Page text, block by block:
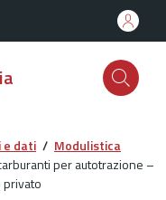
e dati / Modulistica
per autotrazione –
privato